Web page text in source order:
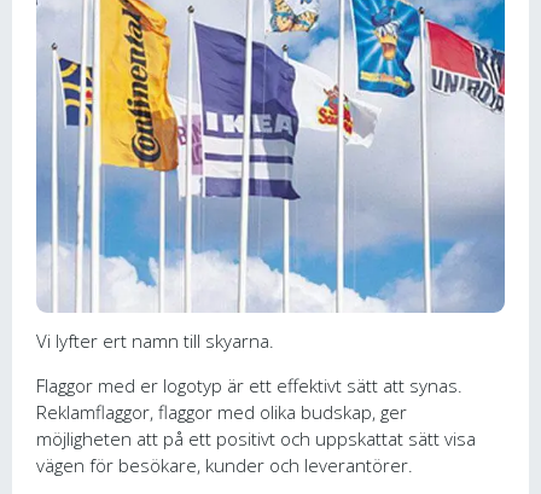
Vi lyfter ert namn till skyarna.
Flaggor med er logotyp är ett effektivt sätt att synas.
Reklamflaggor, flaggor med olika budskap, ger
möjligheten att på ett positivt och uppskattat sätt visa
vägen för besökare, kunder och leverantörer.